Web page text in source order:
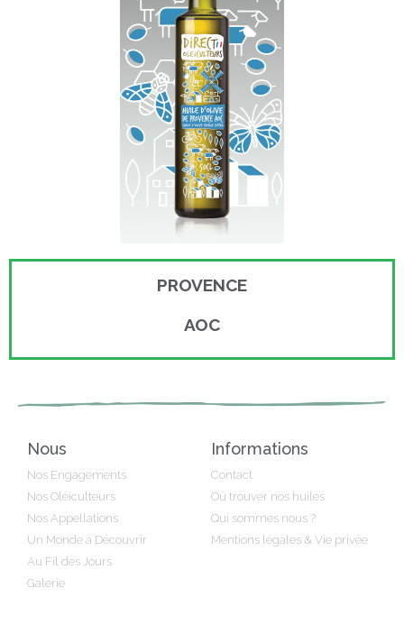
PROVENCE
AOC
Nous
Nos Engagements
Nos Oléiculteurs
Nos Appellations
Un Monde à Découvrir
Au Fil des Jours
Galerie
Informations
Contact
Où trouver nos huiles
Qui sommes nous ?
Mentions légales & Vie privée